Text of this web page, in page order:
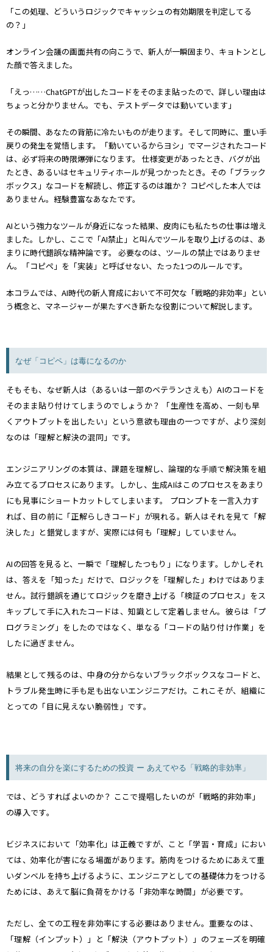
「この処理、どういうロジックでキャッシュの有効期限を判定してる
の？」
オンライン会議の画面共有の向こうで、新人が一瞬固まり、キョトンとし
た顔で答えました。
「えっ……ChatGPTが出したコードをそのまま貼ったので、詳しい理由は
ちょっと分かりません。でも、テストデータでは動いています」
その瞬間、あなたの背筋に冷たいものが走ります。そして同時に、重い手
戻りの発生を覚悟します。「動いているからヨシ」でマージされたコード
は、必ず将来の時限爆弾になります。 仕様変更があったとき、バグが出
たとき、あるいはセキュリティホールが見つかったとき。その「ブラック
ボックス」なコードを解読し、修正するのは誰か？ コピペした本人では
ありません。経験豊富なあなたです。
AIという強力なツールが身近になった結果、皮肉にも私たちの仕事は増え
ました。しかし、ここで「AI禁止」と叫んでツールを取り上げるのは、あ
まりに時代錯誤な精神論です。 必要なのは、ツールの禁止ではありませ
ん。「コピペ」を「実装」と呼ばせない、たった1つのルールです。
本コラムでは、AI時代の新人育成において不可欠な「戦略的非効率」とい
う概念と、マネージャーが果たすべき新たな役割について解説します。
なぜ「コピペ」は毒になるのか
そもそも、なぜ新人は（あるいは一部のベテランさえも）AIのコードを
そのまま貼り付けてしまうのでしょうか？ 「生産性を高め、一刻も早
くアウトプットを出したい」という意欲も理由の一つですが、より深刻
なのは「理解と解決の混同」です。
エンジニアリングの本質は、課題を理解し、論理的な手順で解決策を組
み立てるプロセスにあります。しかし、生成AIはこのプロセスをあまり
にも見事にショートカットしてしまいます。 プロンプトを一言入力す
れば、目の前に「正解らしきコード」が現れる。新人はそれを見て「解
決した」と錯覚しますが、実際には何も「理解」していません。
AIの回答を見ると、一瞬で「理解したつもり」になります。しかしそれ
は、答えを「知った」だけで、ロジックを「理解した」わけではありま
せん。試行錯誤を通じてロジックを磨き上げる「検証のプロセス」をス
キップして手に入れたコードは、知識として定着しません。彼らは「プ
ログラミング」をしたのではなく、単なる「コードの貼り付け作業」を
したに過ぎません。
結果として残るのは、中身の分からないブラックボックスなコードと、
トラブル発生時に手も足も出ないエンジニアだけ。これこそが、組織に
とっての「目に見えない脆弱性」です。
将来の自分を楽にするための投資 ー あえてやる「戦略的非効率」
では、どうすればよいのか？ ここで提唱したいのが「戦略的非効率」
の導入です。
ビジネスにおいて「効率化」は正義ですが、こと「学習・育成」におい
ては、効率化が害になる場面があります。筋肉をつけるためにあえて重
いダンベルを持ち上げるように、エンジニアとしての基礎体力をつける
ためには、あえて脳に負荷をかける「非効率な時間」が必要です。
ただし、全ての工程を非効率にする必要はありません。重要なのは、
「理解（インプット）」と「解決（アウトプット）」のフェーズを明確